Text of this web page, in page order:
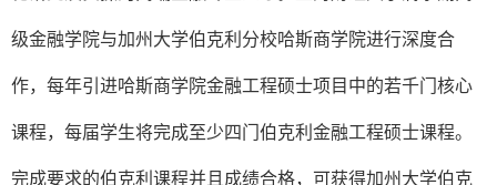
邮箱：dafi@sufe.edu.cn
级金融学院与加州大学伯克利分校哈斯商学院进行深度合
作，每年引进哈斯商学院金融工程硕士项目中的若千门核心
课程，每届学生将完成至少四门伯克利金融工程硕士课程。
完成要求的伯克利课程并且成绩合格，可获得加州大学伯克